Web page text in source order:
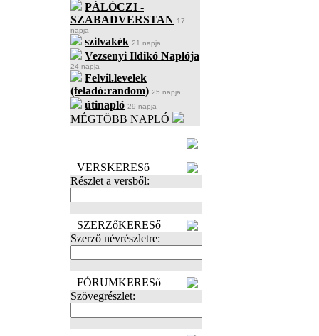
PÁLÓCZI -
SZABADVERSTAN 17
napja
szilvakék 21 napja
Vezsenyi Ildikó Naplója
24 napja
Felvil.levelek
(feladó:random) 25 napja
útinapló 29 napja
MÉGTÖBB NAPLÓ
VERSKERESő
Részlet a versből:
SZERZőKERESő
Szerző névrészletre:
FÓRUMKERESő
Szövegrészlet: